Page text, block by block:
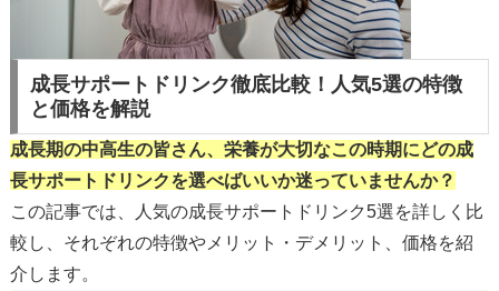
成長サポートドリンク徹底比較！人気5選の特徴
と価格を解説
成長期の中高生の皆さん、栄養が大切なこの時期にどの成
長サポートドリンクを選べばいいか迷っていませんか？
この記事では、人気の成長サポートドリンク5選を詳しく比
較し、それぞれの特徴やメリット・デメリット、価格を紹
介します。